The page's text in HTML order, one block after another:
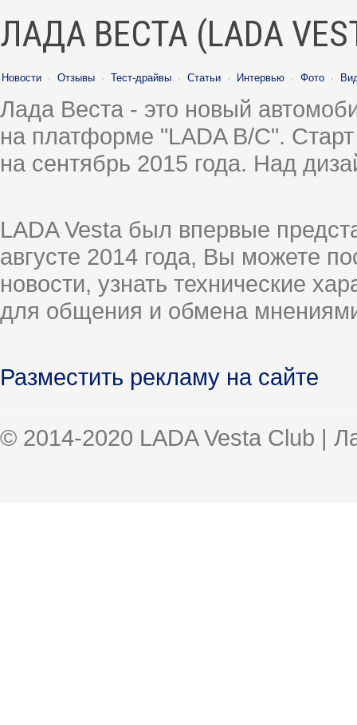
ЛАДА ВЕСТА (LADA
Новости · Отзывы · Тест-драйвы · Статьи · Интервью · Фото ·
Лада Веста - это новый
на платформе "LADA B/C".
на сентябрь 2015 года. Над
LADA Vesta был впервые
августе 2014 года, Вы можете
новости, узнать технические
для общения и обмена
Разместить рекламу на сайте
© 2014-2020 LADA Vesta Club |